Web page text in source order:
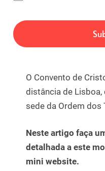
O Convento de
distância de Lisboa,
sede da Ordem dos
Neste artigo faça
detalhada a este
mini website.